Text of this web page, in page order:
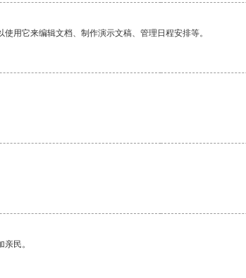
用它来编辑文档、制作演示文稿、管理日程安排等。
民。